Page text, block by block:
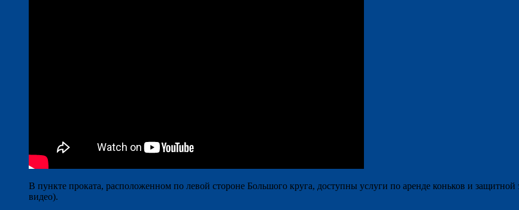
В пункте проката, расположенном по левой стороне Большого круга, доступны услуги по аренде коньков и
видео).